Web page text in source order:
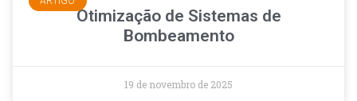
Otimização de Sistemas de
Bombeamento
19 de novembro de 2025